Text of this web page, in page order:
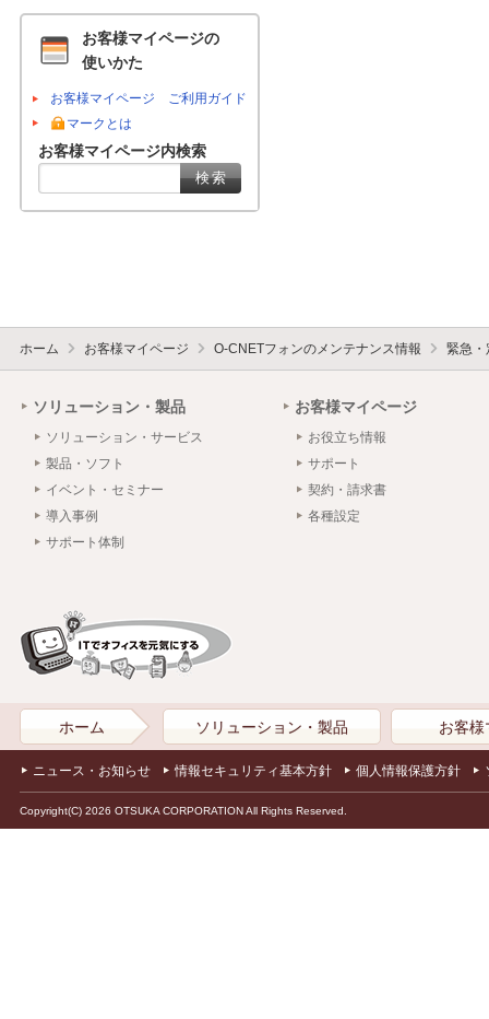
お客様マイページの
使いかた
お客様マイページ ご利用ガイド
マークとは
お客様マイページ内検索
ホーム お客様マイページ O-CNETフォンのメンテナンス情報 緊急・
ソリューション・製品
ソリューション・サービス
製品・ソフト
イベント・セミナー
導入事例
サポート体制
お客様マイページ
お役立ち情報
サポート
契約・請求書
各種設定
ホーム ソリューション・製品 お客様
ニュース・お知らせ 情報セキュリティ基本方針 個人情報保護方針
Copyright(C) 2026 OTSUKA CORPORATION All Rights Reserved.